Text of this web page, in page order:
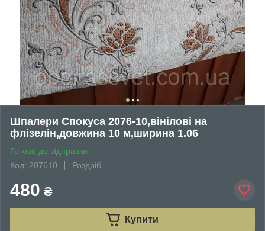
Шпалери Спокуса 2076-10,вінілові на
флізелін,довжина 10 м,ширина 1.06
Готово до відправки
Код: 207610
Роздріб
480 ₴
Купити